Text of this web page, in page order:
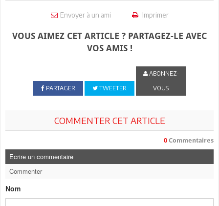
Envoyer à un ami Imprimer
VOUS AIMEZ CET ARTICLE ? PARTAGEZ-LE AVEC
VOS AMIS !
PARTAGER TWEETER
ABONNEZ-
VOUS
COMMENTER CET ARTICLE
0 Commentaires
Ecrire un commentaire
Commenter
Nom